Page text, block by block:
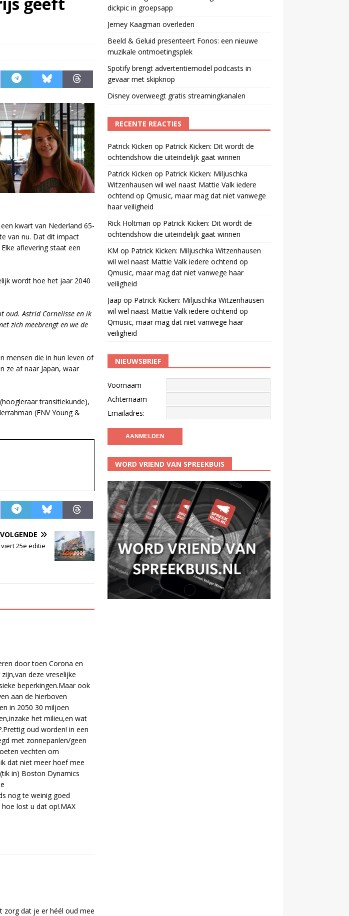
kwart van Nederland 65-
van nu. Dat dit impact
aflevering staat een
wordt hoe het jaar 2040
oud. Astrid Cornelisse en ik
zich meebrengt en we de
mensen die in hun leven of
ze af naar Japan, waar
transitiekunde),
(FNV Young &
VOLGENDE
viert 25e editie
door toen Corona en
deze vreselijke
beperkingen.Maar ook
aan de hierboven
in 2050 30 miljoen
het milieu,en wat
oud worden! in een
met zonnepanlen/geen
vechten om
dat niet meer hoef mee
in) Boston Dynamics
nog te weinig goed
lost u dat op!.MAX
zorg dat je er héél oud mee
dickpic in groepsapp
Jerney Kaagman overleden
Beeld & Geluid presenteert Fonos: een nieuwe
muzikale ontmoetingsplek
Spotify brengt advertentiemodel podcasts in
gevaar met skipknop
Disney overweegt gratis streamingkanalen
RECENTE REACTIES
Patrick Kicken op Patrick Kicken: Dit wordt de
ochtendshow die uiteindelijk gaat winnen
Patrick Kicken op Patrick Kicken: Miljuschka
Witzenhausen wil wel naast Mattie Valk iedere
ochtend op Qmusic, maar mag dat niet vanwege
haar veiligheid
Rick Holtman op Patrick Kicken: Dit wordt de
ochtendshow die uiteindelijk gaat winnen
KM op Patrick Kicken: Miljuschka Witzenhausen
wil wel naast Mattie Valk iedere ochtend op
Qmusic, maar mag dat niet vanwege haar
veiligheid
Jaap op Patrick Kicken: Miljuschka Witzenhausen
wil wel naast Mattie Valk iedere ochtend op
Qmusic, maar mag dat niet vanwege haar
veiligheid
NIEUWSBRIEF
Voornaam
Achternaam
Emailadres:
WORD VRIEND VAN SPREEKBUIS